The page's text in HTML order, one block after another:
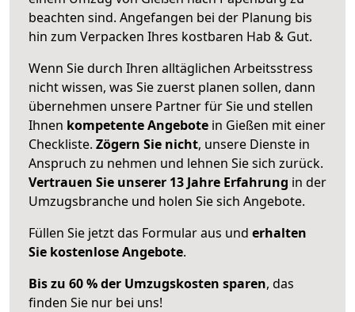
beachten sind. Angefangen bei der Planung bis
hin zum Verpacken Ihres kostbaren Hab & Gut.
Wenn Sie durch Ihren alltäglichen Arbeitsstress
nicht wissen, was Sie zuerst planen sollen, dann
übernehmen unsere Partner für Sie und stellen
Ihnen kompetente Angebote in Gießen mit einer
Checkliste. Zögern Sie nicht, unsere Dienste in
Anspruch zu nehmen und lehnen Sie sich zurück.
Vertrauen Sie unserer 13 Jahre Erfahrung in der
Umzugsbranche und holen Sie sich Angebote.
Füllen Sie jetzt das Formular aus und erhalten
Sie kostenlose Angebote.
Bis zu 60 % der Umzugskosten sparen, das
finden Sie nur bei uns!